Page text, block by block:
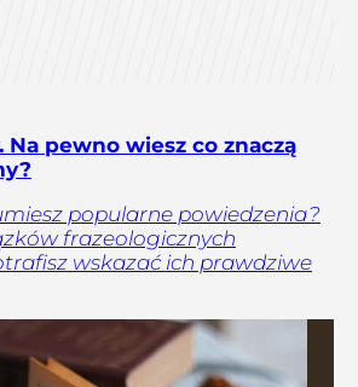
Na pewno wiesz co znaczą
popularne powiedzenia?
frazeologicznych
wskazać ich prawdziwe